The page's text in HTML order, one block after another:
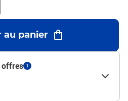
est livré avec un manuel de
montage facile.Couleur :
polyester), bois de mélèze massif,
de remplissage :
x 83 x 118/128 cm (L x l x
: 80 x 200 cm (l x L)
contient :1 x cadre de lit avec
au panier
offres 1